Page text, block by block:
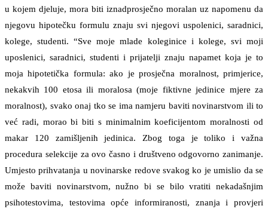
u kojem djeluje, mora biti iznadprosječno moralan uz napomenu da
njegovu hipotečku formulu znaju svi njegovi uspolenici, saradnici,
kolege, studenti. “Sve moje mlade koleginice i kolege, svi moji
uposlenici, saradnici, studenti i prijatelji znaju napamet koja je to
moja hipotetička formula: ako je prosječna moralnost, primjerice,
nekakvih 100 etosa ili moralosa (moje fiktivne jedinice mjere za
moralnost), svako onaj tko se ima namjeru baviti novinarstvom ili to
već radi, morao bi biti s minimalnim koeficijentom moralnosti od
makar 120 zamišljenih jedinica. Zbog toga je toliko i važna
procedura selekcije za ovo časno i društveno odgovorno zanimanje.
Umjesto prihvatanja u novinarske redove svakog ko je umislio da se
može baviti novinarstvom, nužno bi se bilo vratiti nekadašnjim
psihotestovima, testovima opće informiranosti, znanja i provjeri